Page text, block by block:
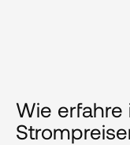
Wie erfahre